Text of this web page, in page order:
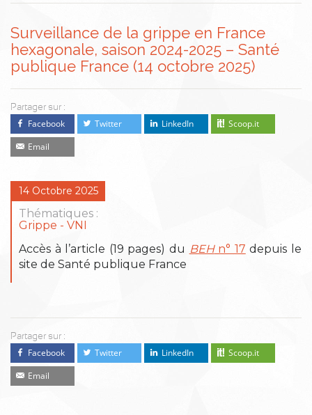
Surveillance de la grippe en France
hexagonale, saison 2024-2025 – Santé
publique France (14 octobre 2025)
Partager sur :
Facebook Twitter LinkedIn
Scoop.it
Email
14 Octobre 2025
Thématiques :
Grippe
VNI
Accès à l’article (19 pages) du BEHn° 17 depuis le
site de Santé publique France
Partager sur :
Facebook Twitter LinkedIn
Scoop.it
Email